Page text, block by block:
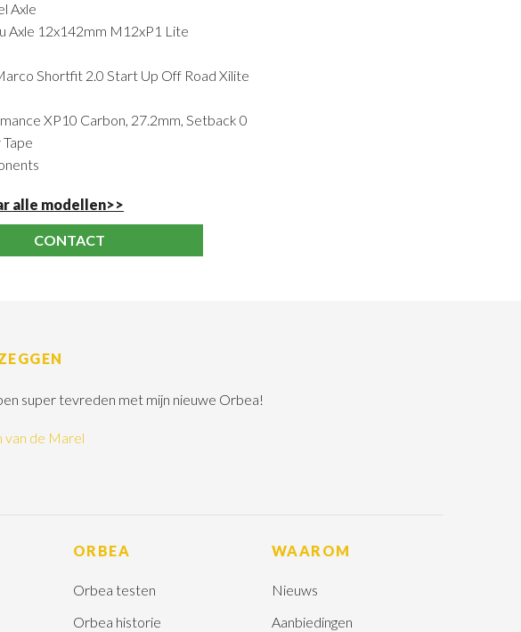
Axle
Axle 12x142mm M12xP1 Lite
Shortfit 2.0 Start Up Off Road Xilite
XP10 Carbon, 27.2mm, Setback 0
alle modellen>>
CONTACT
super tevreden met mijn nieuwe Orbea!
van de Marel
ORBEA
Orbea testen
Orbea historie
WAAROM
Nieuws
Aanbiedingen